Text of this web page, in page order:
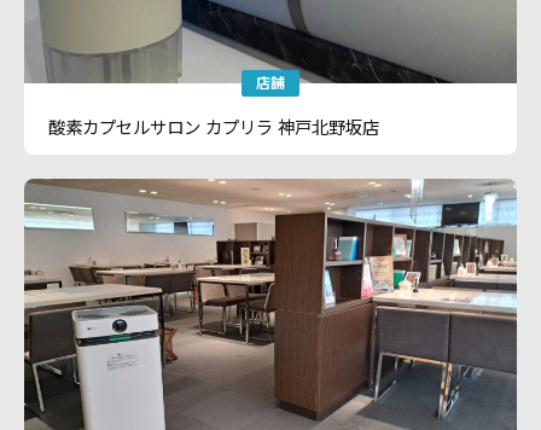
店舗
酸素カプセルサロン カプリラ 神戸北野坂店